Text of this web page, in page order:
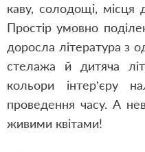
каву, солодощі, місця
Простір умовно
доросла література з
стелажа й дитяча
кольори інтер’єру
проведення часу. А
живими квітами!